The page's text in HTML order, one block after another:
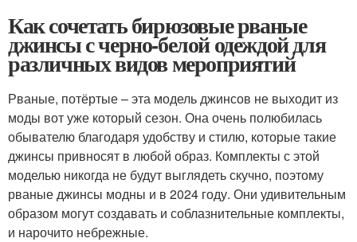
Как сочетать бирюзовые рваные
джинсы с черно-белой одеждой для
различных видов мероприятий
Рваные, потёртые – эта модель джинсов не выходит из
моды вот уже который сезон. Она очень полюбилась
обывателю благодаря удобству и стилю, которые такие
джинсы привносят в любой образ. Комплекты с этой
моделью никогда не будут выглядеть скучно, поэтому
рваные джинсы модны и в 2024 году. Они удивительным
образом могут создавать и соблазнительные комплекты,
и нарочито небрежные.